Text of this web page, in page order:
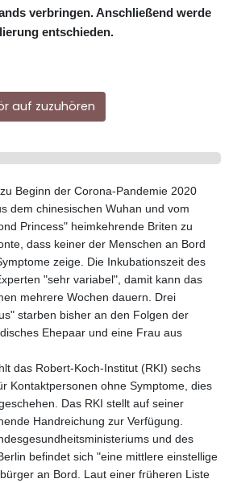
verbringen. Anschließend werde
entschieden.
auf zuzuhören
Beginn der Corona-Pandemie 2020
dem chinesischen Wuhan und vom
Princess" heimkehrende Briten zu
dass keiner der Menschen an Bord
zeige. Die Inkubationszeit des
"sehr variabel", damit kann das
mehrere Wochen dauern. Drei
starben bisher an den Folgen der
Ehepaar und eine Frau aus
das Robert-Koch-Institut (RKI) sechs
Kontaktpersonen ohne Symptome, dies
Das RKI stellt auf seiner
Handreichung zur Verfügung.
und des
befindet sich "eine mittlere einstellige
an Bord. Laut einer früheren Liste